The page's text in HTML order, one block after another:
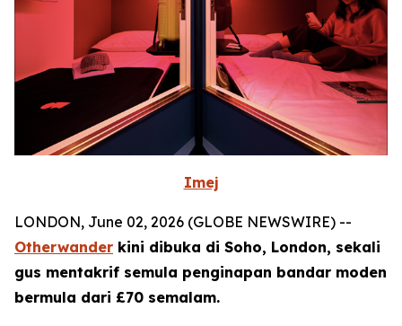
Imej
LONDON, June 02, 2026 (GLOBE NEWSWIRE) --
Otherwander kini dibuka di Soho, London, sekali
gus mentakrif semula penginapan bandar moden
bermula dari £70 semalam.